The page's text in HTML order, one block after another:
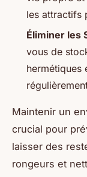
les attractifs
Éliminer les
vous de
hermétiques
Maintenir un
crucial pour
laisser des
rongeurs et